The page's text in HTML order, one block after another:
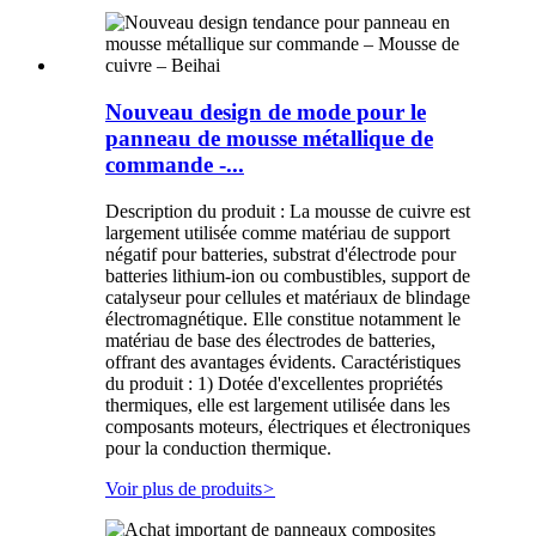
Nouveau design de mode pour le
panneau de mousse métallique de
commande -...
Description du produit : La mousse de cuivre est
largement utilisée comme matériau de support
négatif pour batteries, substrat d'électrode pour
batteries lithium-ion ou combustibles, support de
catalyseur pour cellules et matériaux de blindage
électromagnétique. Elle constitue notamment le
matériau de base des électrodes de batteries,
offrant des avantages évidents. Caractéristiques
du produit : 1) Dotée d'excellentes propriétés
thermiques, elle est largement utilisée dans les
composants moteurs, électriques et électroniques
pour la conduction thermique.
Voir plus de produits>